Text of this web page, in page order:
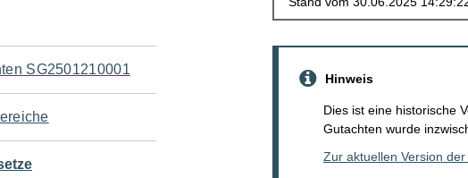
SG2501210001
Hinweis
Dies ist eine historische
Gutachten wurde
Zur aktuellen Version